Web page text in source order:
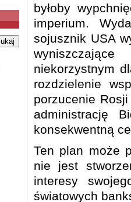
byłoby
imperium.
sojusznik USA
niekorzystnym
rozdzielenie
porzucenie
administrację
konsekwentną
Ten plan może
nie jest
interesy
światowych